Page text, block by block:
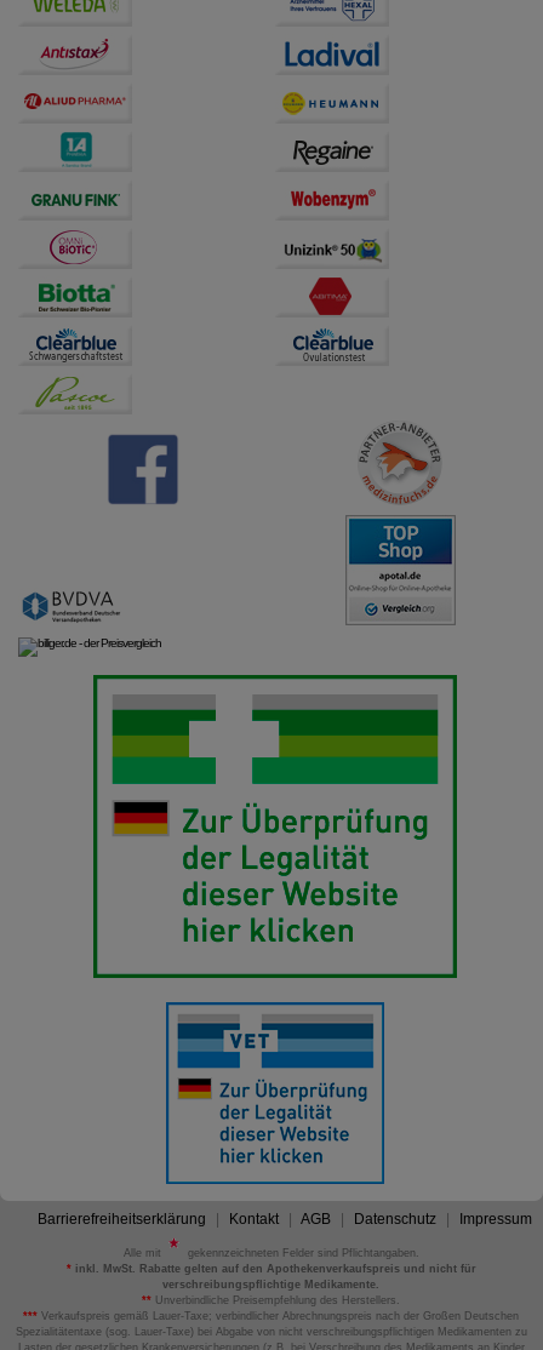
Statistik & Tracking:
Hierüber lassen sich
Informationen über die Art und Weise der Nutzung
unserer Website sammeln, mit deren Hilfe wir unsere
auf unserer Website aber auch die Werbung auf
Drittseiten möglichst relevant für Sie zu gestalten.
Bitte beachten Sie, dass Daten hierfür teilweise an
Dritte wie z.B. Google oder soziale Medien
Barrierefreiheitserklärung Kontakt AGB Datenschutz Impressum
Alle mit
gekennzeichneten Felder sind Pflichtangaben.
*inkl. MwSt. Rabatte gelten auf den Apothekenverkaufspreis und nicht für
verschreibungspflichtige Medikamente.
** Unverbindliche Preisempfehlung des Herstellers.
*** Verkaufspreis gemäß Lauer-Taxe; verbindlicher Abrechnungspreis nach der Großen Deutschen
Spezialitätentaxe (sog. Lauer-Taxe) bei Abgabe von nicht verschreibungspflichtigen Medikamenten zu
Lasten der gesetzlichen Krankenversicherungen (z.B. bei Verschreibung des Medikaments an Kinder